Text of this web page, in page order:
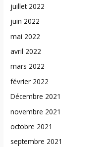
juillet 2022
juin 2022
mai 2022
avril 2022
mars 2022
février 2022
Décembre 2021
novembre 2021
octobre 2021
septembre 2021